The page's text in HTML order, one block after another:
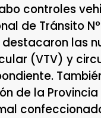
controles
de Tránsito
destacaron las
(VTV) y
de la